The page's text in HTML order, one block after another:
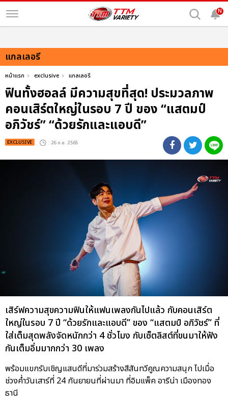
N
แกลเลอรี
หน้าแรก exclusive แกลเลอรี
ฟินทั้งฮอลล์ มีความสุขที่สุด! ประมวลภาพ
คอนเสิร์ตใหญ่ในรอบ 7 ปี ของ “แสตมป์
อภิวัชร์” “ด้วยรักและแอบดี”
EXCLUSIVE : 26 ก.ย. 2565
เสิร์ฟความสุขความฟินให้แฟนเพลงกันไปแล้ว กับคอนเสิร์ต
ใหญ่ในรอบ 7 ปี “ด้วยรักและแอบดี” ของ “แสตมป์ อภิวัชร์” ที่
ใส่เต็มสุดพลังจัดหนักกว่า 4 ชั่วโมง กับเซ็ตลิสต์ที่ขนมาให้ฟัง
กันเต็มอิ่มมากกว่า 30 เพลง
พร้อมแขกรับเชิญแสนดีที่มาร่วมสร้างสีสันทวีคูณความสนุก ไปเมื่อ
ช่วงค่ำวันเสาร์ที่ 24 กันยายนที่ผ่านมา ที่อิมแพ็ค อารีน่า เมืองทอง
ธานี